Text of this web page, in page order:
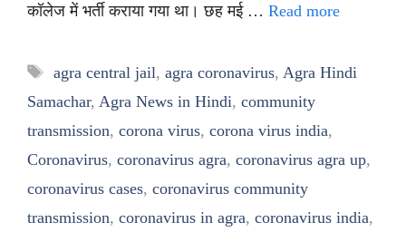
कॉलेज में भर्ती कराया गया था। छह मई … Read more
Tags
agra central jail, agra coronavirus, Agra Hindi
Samachar, Agra News in Hindi, community
transmission, corona virus, corona virus india,
Coronavirus, coronavirus agra, coronavirus agra up,
coronavirus cases, coronavirus community
transmission, coronavirus in agra, coronavirus india,